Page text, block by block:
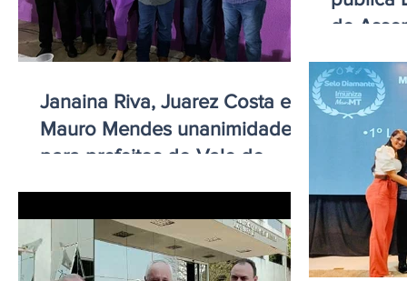
Janaina Riva, Juarez Costa e
Mauro Mendes unanimidade
para prefeitos do Vale do
de